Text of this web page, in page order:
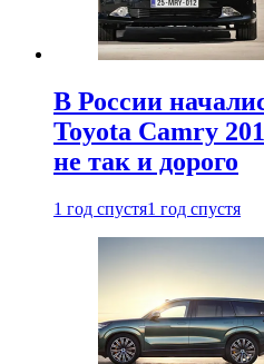
В России
Toyota Camry
не так и дорого
1 год спустя1 год спустя